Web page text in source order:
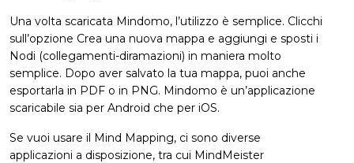
Una volta scaricata Mindomo, l’utilizzo è semplice. Clicchi
sull’opzione Crea una nuova mappa e aggiungi e sposti i
Nodi (collegamenti-diramazioni) in maniera molto
semplice. Dopo aver salvato la tua mappa, puoi anche
esportarla in PDF o in PNG. Mindomo è un’applicazione
scaricabile sia per Android che per iOS.
Se vuoi usare il Mind Mapping, ci sono diverse
applicazioni a disposizione, tra cui MindMeister